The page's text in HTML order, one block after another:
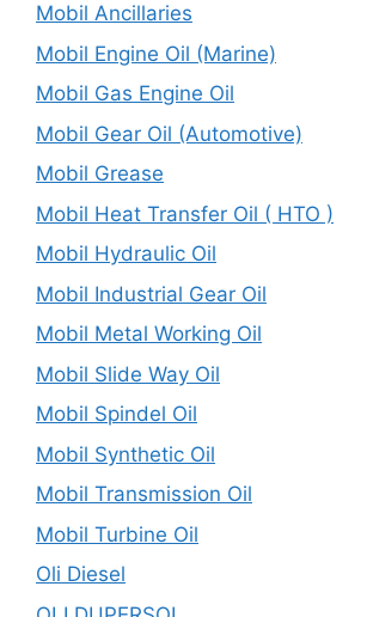
Mobil Ancillaries
Mobil Engine Oil (Marine)
Mobil Gas Engine Oil
Mobil Gear Oil (Automotive)
Mobil Grease
Mobil Heat Transfer Oil ( HTO )
Mobil Hydraulic Oil
Mobil Industrial Gear Oil
Mobil Metal Working Oil
Mobil Slide Way Oil
Mobil Spindel Oil
Mobil Synthetic Oil
Mobil Transmission Oil
Mobil Turbine Oil
Oli Diesel